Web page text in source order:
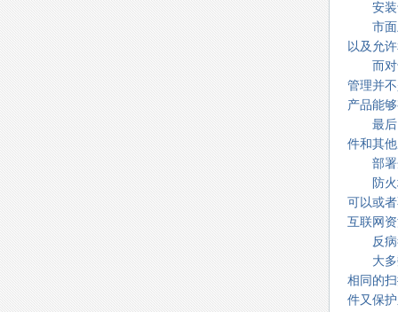
安装
市面上
以及允
而对于
管理并
产品能
最后，
件和其
部署
防火墙
可以或
互联网
反病
大多数
相同的
件又保